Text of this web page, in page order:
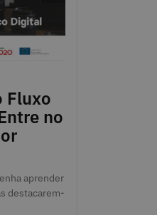
Fluxo
no
aprender
destacarem-